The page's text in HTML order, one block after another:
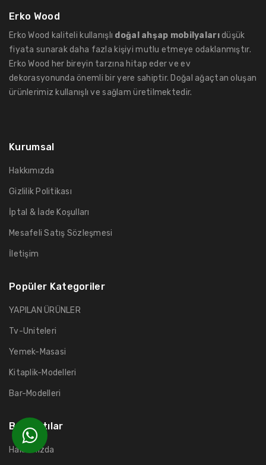
Erko Wood
Erko Wood kaliteli kullanışlı doğal ahşap mobilyalarıdüşük
fiyata sunarak daha fazla kişiyi mutlu etmeye odaklanmıştır.
Erko Wood her bireyin tarzına hitap eder ve ev
dekorasyonunda önemli bir yere sahiptir. Doğal ağaçtan oluşan
ürünlerimiz kullanışlı ve sağlam üretilmektedir.
Kurumsal
Hakkımızda
Gizlilik Politikası
İptal & İade Koşulları
Mesafeli Satış Sözleşmesi
İletişim
Popüler Kategoriler
YAPILAN ÜRÜNLER
Tv-Uniteleri
Yemek-Masasi
Kitaplik-Modelleri
Bar-Modelleri
Bağlantılar
Hakkımızda